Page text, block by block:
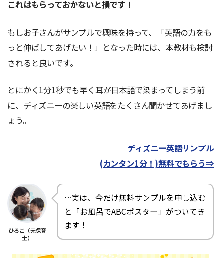
これはもらっておかないと損です！
もしお子さんがサンプルで興味を持って、「英語の力をも
っと伸ばしてあげたい！」となった時には、本教材も検討
されると良いです。
とにかく1分1秒でも早く耳が日本語で染まってしまう前
に、ディズニーの楽しい英語をたくさん聞かせてあげまし
ょう。
ディズニー英語サンプル
(カンタン1分！)無料でもらう⇒
ひろこ（元保育
士）
…実は、今だけ無料サンプルを申し込む
と「お風呂でABCポスター」がついてき
ます！